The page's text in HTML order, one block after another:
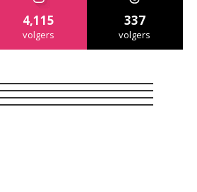
4,115
volgers
337
volgers